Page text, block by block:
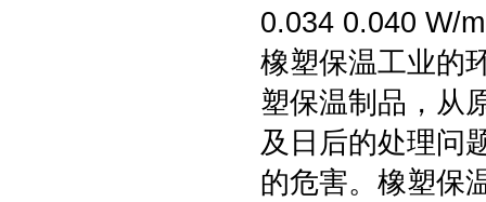
0.034 0.040 W/
橡塑保温工业的
塑保温制品，从
及日后的处理问
的危害。橡塑保